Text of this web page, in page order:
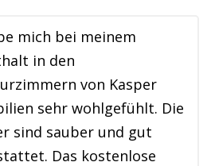
mich bei meinem
in den
von Kasper
sehr wohlgefühlt. Die
sind sauber und gut
Das kostenlose